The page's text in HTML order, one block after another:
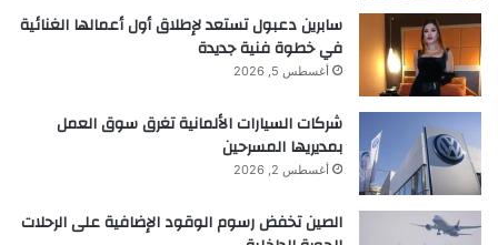
سابرين دعبول تستعد لإطلاق أول أعمالها الغنائية
في خطوة فنية جديدة
أغسطس 5, 2026
شركات السيارات الألمانية تغرق سوق العمل
بمديريها المسرحين
أغسطس 2, 2026
الصين تخفض رسوم الوقود الإضافية على الرحلات